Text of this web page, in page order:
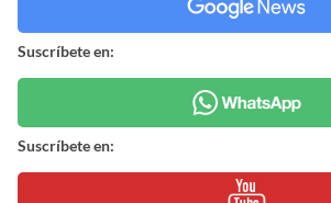
Suscríbete en:
Suscríbete en: